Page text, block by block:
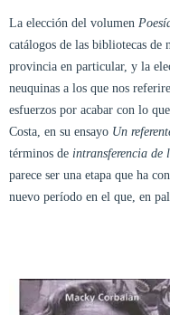
La elección del volumen
catálogos de las bibliotecas de
provincia en particular, y la
neuquinas a los que nos
esfuerzos por acabar con lo
Costa, en su ensayo Un
términos de intransferencia de
parece ser una etapa que ha
nuevo período en el que, en